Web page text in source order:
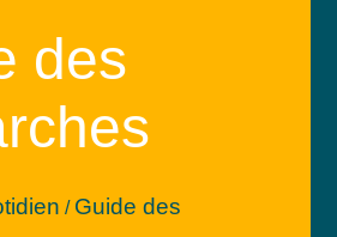
des
/ Guide des